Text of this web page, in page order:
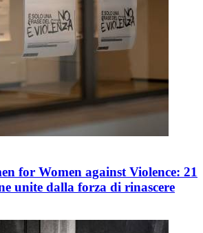
for Women against Violence: 21
unite dalla forza di rinascere